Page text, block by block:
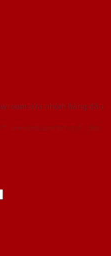
cửa nhôm hàng đầu
- www.bancuanhom.com | Đơn